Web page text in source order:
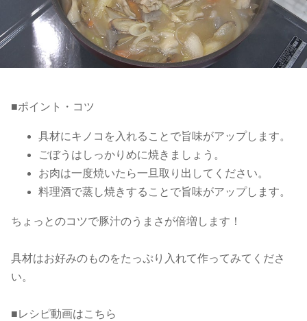
■ポイント・コツ
具材にキノコを入れることで旨味がアップします。
ごぼうはしっかりめに焼きましょう。
お肉は一度焼いたら一旦取り出してください。
料理酒で蒸し焼きすることで旨味がアップします。
ちょっとのコツで豚汁のうまさが倍増します！
具材はお好みのものをたっぷり入れて作ってみてくださ
い。
■レシピ動画はこちら